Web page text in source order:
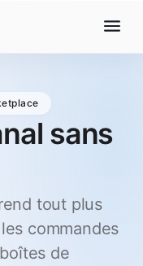
sans
tout plus
commandes
de